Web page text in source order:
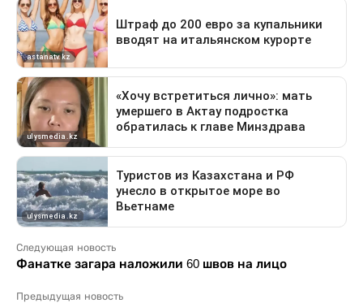
Следующая новость
Фанатке загара наложили 60 швов на лицо
Предыдущая новость